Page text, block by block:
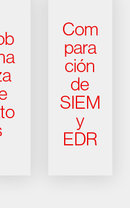
Com
para
ción
de
SIEM
y
EDR